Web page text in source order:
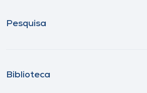
Pesquisa
Biblioteca